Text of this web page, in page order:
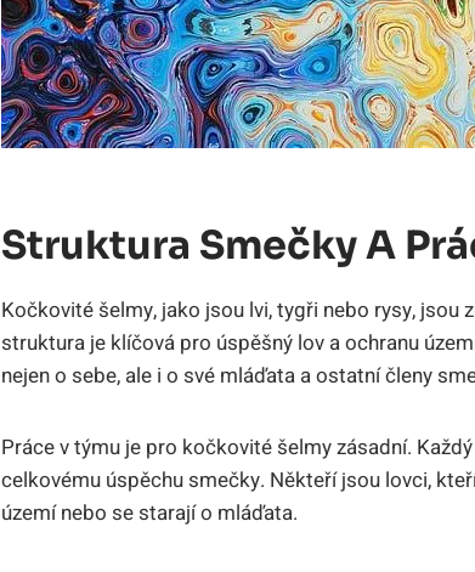
Struktura Smečky A
Kočkovité šelmy, jako jsou lvi, tygři nebo rysy,
struktura je klíčová pro úspěšný lov a ochranu
nejen o sebe, ale i o své mláďata a ostatní členy
Práce v týmu je pro kočkovité šelmy zásadní.
celkovému úspěchu smečky. Někteří jsou lovci,
území nebo se starají o mláďata.